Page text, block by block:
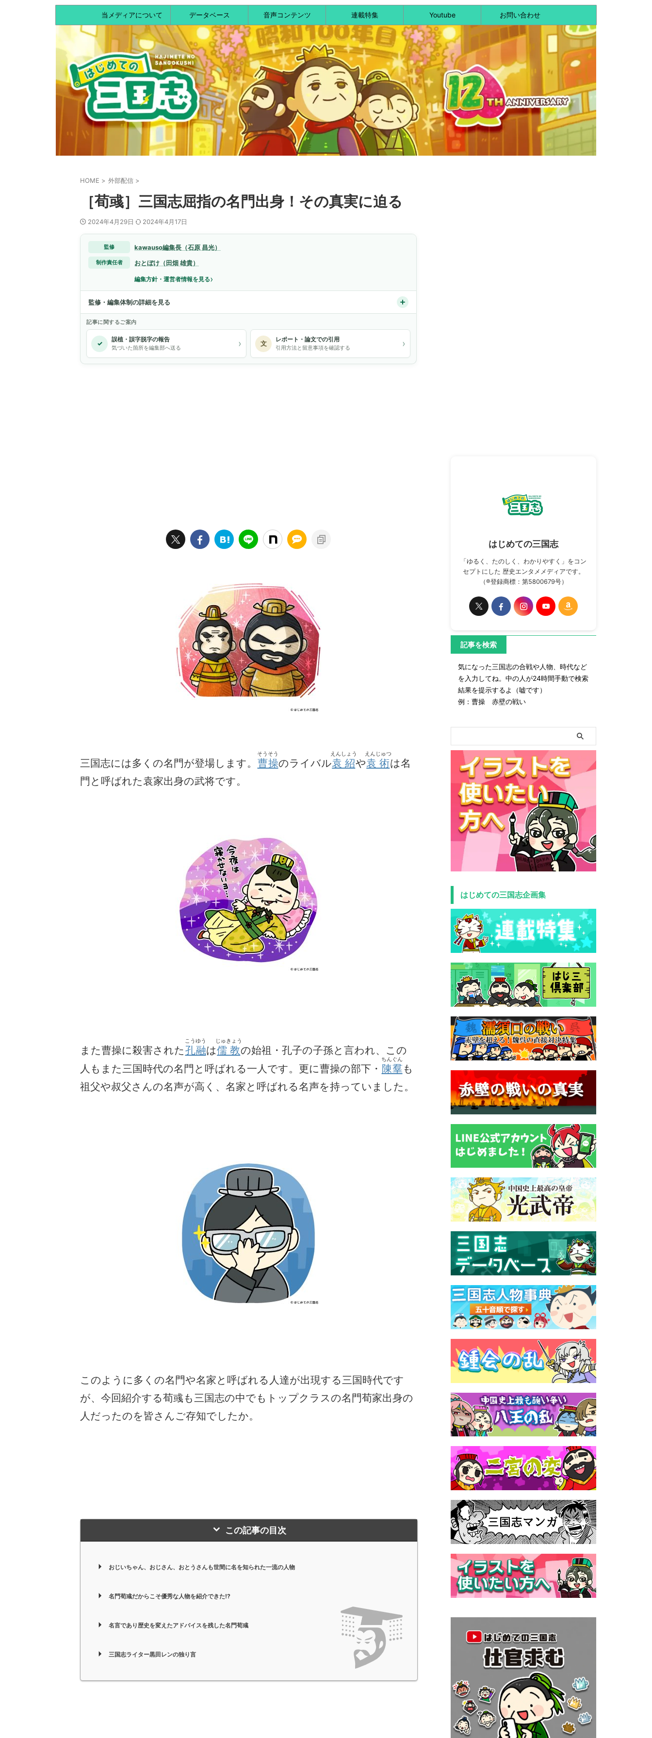
当メディアについて データベース 音声コンテンツ 連載特集 Youtube お問い合わせ
HOME > 外部配信 >
［荀彧］三国志屈指の名門出身！その真実に迫る
2024年4月29日 2024年4月17日
監修 kawauso編集長（石原 昌光）
制作責任者 おとぼけ（田畑 雄貴）
編集方針・運営者情報を見る›
監修・編集体制の詳細を見る
記事に関するご案内
✓ 誤植・誤字脱字の報告
気づいた箇所を編集部へ送る › 文 レポート・論文での引用
引用方法と留意事項を確認する ›
三国志には多くの名門が登場します。 曹操
そうそう
のライバル袁紹
えんしょう
や袁術
えんじゅつ
は名
門と呼ばれた袁家出身の武将です。
また曹操に殺害された孔融
こうゆう
は儒教
じゅきょう
の始祖・孔子の子孫と言われ、この
人もまた三国時代の名門と呼ばれる一人です。更に曹操の部下・ 陳羣
ちんぐん
も
祖父や叔父さんの名声が高く、名家と呼ばれる名声を持っていました。
このように多くの名門や名家と呼ばれる人達が出現する三国時代です
が、今回紹介する荀彧も三国志の中でもトップクラスの名門荀家出身の
人だったのを皆さんご存知でしたか。
この記事の目次
おじいちゃん、おじさん、おとうさんも世間に名を知られた一流の人物
名門荀彧だからこそ優秀な人物を紹介できた!?
名言であり歴史を変えたアドバイスを残した名門荀彧
三国志ライター黒田レンの独り言
はじめての三国志
「ゆるく、たのしく、わかりやすく」をコン
セプトにした 歴史エンタメメディアです。
（®登録商標：第5800679号）
記事を検索
気になった三国志の合戦や人物、時代など
を入力してね。中の人が24時間手動で検索
結果を提示するよ（嘘です）
例：曹操 赤壁の戦い
はじめての三国志企画集